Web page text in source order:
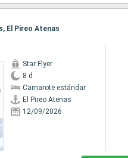
El Pireo Atenas
Star Flyer
8 d
Camarote estándar
El Pireo Atenas
12/09/2026